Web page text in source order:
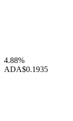
4.88%
ADA$0.1935